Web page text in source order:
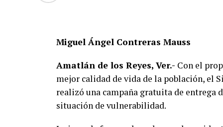
bienestar, podría dar lugar a
responsable de mascotas —mantenerlas
propietarios— y no en ordenar que todos
Hasta el momento, la Agencia Municipal
Miguel Ángel Contreras Mauss
Amatlán de los Reyes, Ver.- Con el
mejor calidad de vida de la población, el
realizó una campaña gratuita de entrega
situación de vulnerabilidad.